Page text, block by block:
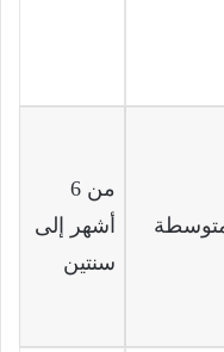
من 6
أشهر إلى
سنتين